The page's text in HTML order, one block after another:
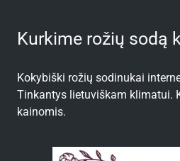
Kurkime rožių sodą
Kokybiški rožių sodinukai
Tinkantys lietuviškam klimatui.
kainomis.